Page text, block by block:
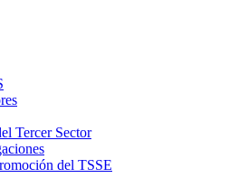
Tercer Sector
del TSSE